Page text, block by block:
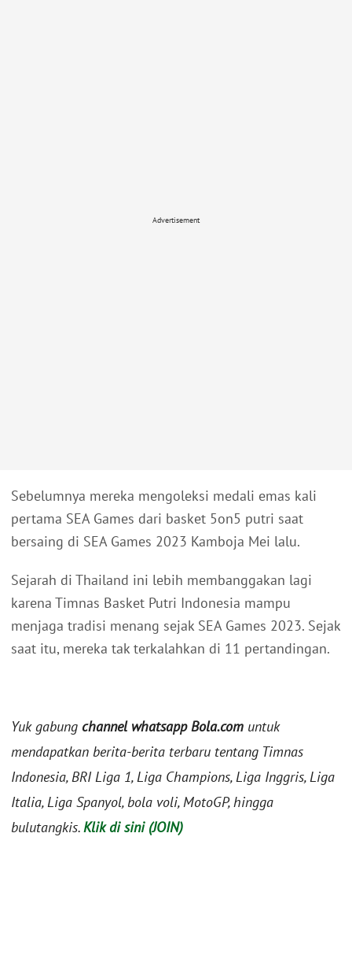
Advertisement
Sebelumnya mereka mengoleksi medali emas kali
pertama SEA Games dari basket 5on5 putri saat
bersaing di SEA Games 2023 Kamboja Mei lalu.
Sejarah di Thailand ini lebih membanggakan lagi
karena Timnas Basket Putri Indonesia mampu
menjaga tradisi menang sejak SEA Games 2023. Sejak
saat itu, mereka tak terkalahkan di 11 pertandingan.
Yuk gabung channel whatsapp Bola.com untuk
mendapatkan berita-berita terbaru tentang Timnas
Indonesia, BRI Liga 1, Liga Champions, Liga Inggris, Liga
Italia, Liga Spanyol, bola voli, MotoGP, hingga
bulutangkis.Klik di sini (JOIN)